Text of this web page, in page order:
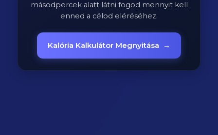
másodpercek alatt látni fogod mennyit kell
enned a célod eléréséhez.
Kalória Kalkulátor Megnyitása →